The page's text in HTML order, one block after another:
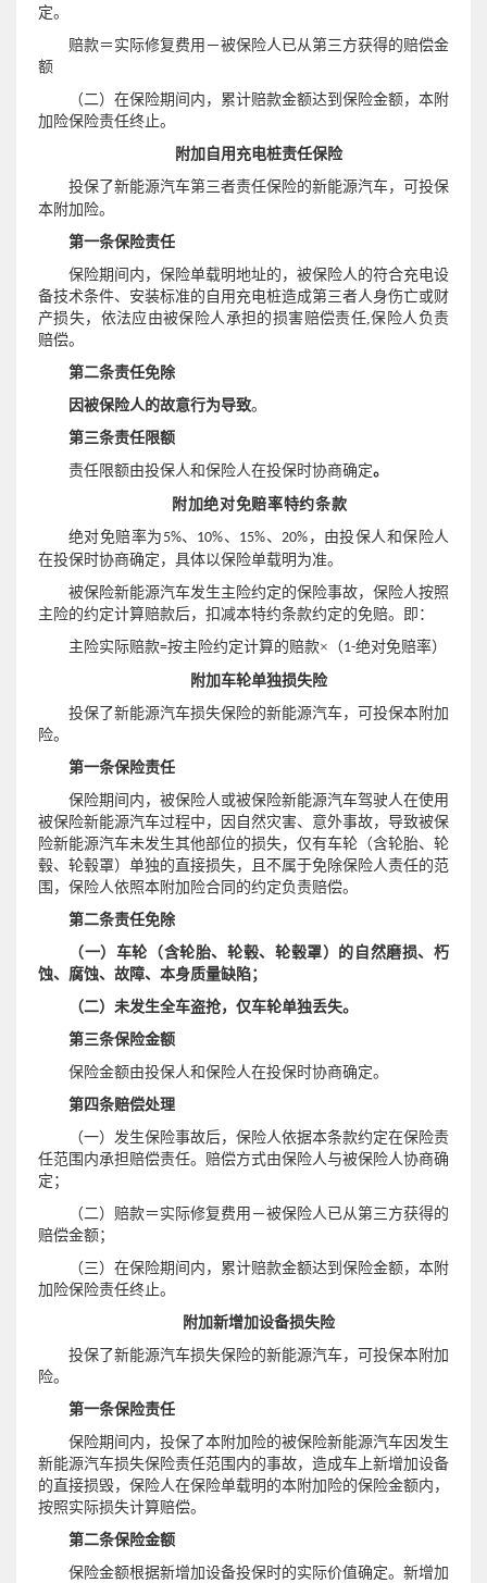
定。
赔款＝实际修复费用－被保险人已从第三方获得的赔偿金
额
（ 二 ）在保险期间内，累计赔款金额达到保险金额，本附
加险保险责任终止。
附加自用充电桩责任保险
投保了新能源汽车第三者责任保险的新能源汽车，可投保
本附加险。
第一条保险责任
保险期间内，保险单载明地址的，被保险人的符合充电设
备技术条件、安装标准的自用充电桩造成第三者人身伤亡或财
产损失，依法应由被保险人承担的损害赔偿责任,保险人负责
赔偿。
第二条责任免除
因被保险人的故意行为导致。
第三条责任限额
责任限额由投保人和保险人在投保时协商确定。
附加绝对免赔率特约条款
绝对免赔率为 5%、 10%、 15%、 20% ，由投保人和保险人
在投保时协商确定，具体以保险单载明为准。
被保险新能源汽车发生主险约定的保险事故，保险人按照
主险的约定计算赔款后，扣减本特约条款约定的免赔。即：
主险实际赔款=按主险约定计算的赔款×（1-绝对免赔率）
附加车轮单独损失险
投保了新能源汽车损失保险的新能源汽车，可投保本附加
险。
第一条保险责任
保险期间内，被保险人或被保险新能源汽车驾驶人在使用
被保险新能源汽车过程中，因自然灾害、意外事故，导致被保
险新能源汽车未发生其他部位的损失，仅有车轮（含轮胎、轮
毂、轮毂罩）单独的直接损失，且不属于免除保险人责任的范
围，保险人依照本附加险合同的约定负责赔偿。
第二条责任免除
（一）车轮（含轮胎、轮毂、轮毂罩）的自然磨损、朽
蚀、腐蚀、故障、本身质量缺陷；
（二）未发生全车盗抢，仅车轮单独丢失。
第三条保险金额
保险金额由投保人和保险人在投保时协商确定。
第四条赔偿处理
（一）发生保险事故后，保险人依据本条款约定在保险责
任范围内承担赔偿责任。赔偿方式由保险人与被保险人协商确
定；
（二）赔款＝实际修复费用－被保险人已从第三方获得的
赔偿金额；
（三）在保险期间内，累计赔款金额达到保险金额，本附
加险保险责任终止。
附加新增加设备损失险
投保了新能源汽车损失保险的新能源汽车，可投保本附加
险。
第一条保险责任
保险期间内，投保了本附加险的被保险新能源汽车因发生
新能源汽车损失保险责任范围内的事故，造成车上新增加设备
的直接损毁，保险人在保险单载明的本附加险的保险金额内，
按照实际损失计算赔偿。
第二条保险金额
保险金额根据新增加设备投保时的实际价值确定。新增加